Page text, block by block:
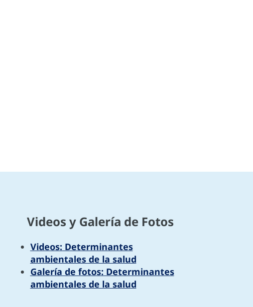
Videos y Galería de Fotos
Videos: Determinantes
ambientales de la salud
Galería de fotos: Determinantes
ambientales de la salud